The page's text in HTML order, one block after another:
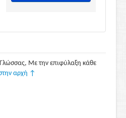
Με την επιφύλαξη κάθε
αρχή ↑